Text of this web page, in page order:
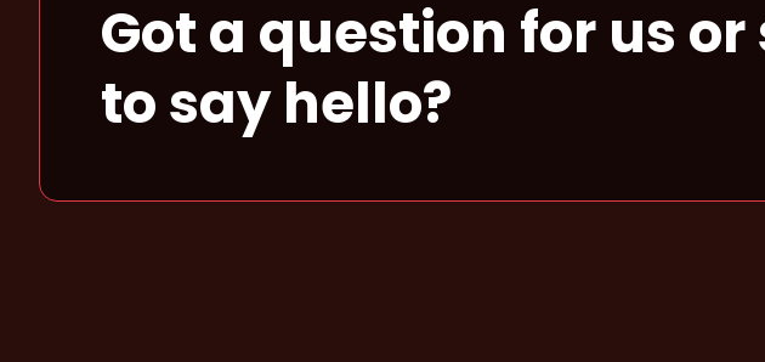
Got a question for us
to say hello?